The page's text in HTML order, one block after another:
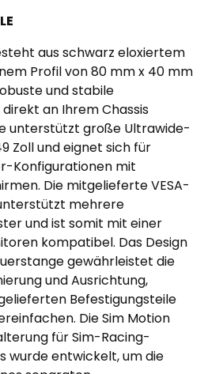
aus schwarz eloxiertem
Profil von 80 mm x 40 mm
und stabile
an Ihrem Chassis
unterstützt große Ultrawide-
Zoll und eignet sich für
Konfigurationen mit
Die mitgelieferte VESA-
mehrere
und ist somit mit einer
kompatibel. Das Design
gewährleistet die
und Ausrichtung,
Befestigungsteile
Die Sim Motion
für Sim-Racing-
wurde entwickelt, um die